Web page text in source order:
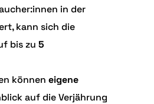
in der
kann sich die
bis zu5
könneneigene
auf die Verjährung